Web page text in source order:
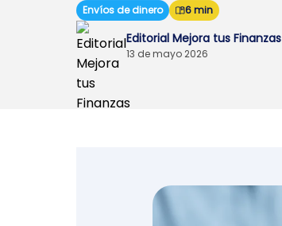
Créditos y
préstamos
Emprendedores y
Envíos de dinero 6 min
Editorial Mejora tus Finanzas
13 de mayo 2026